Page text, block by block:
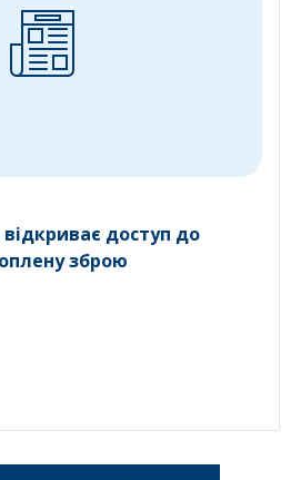
доступ до
зброю